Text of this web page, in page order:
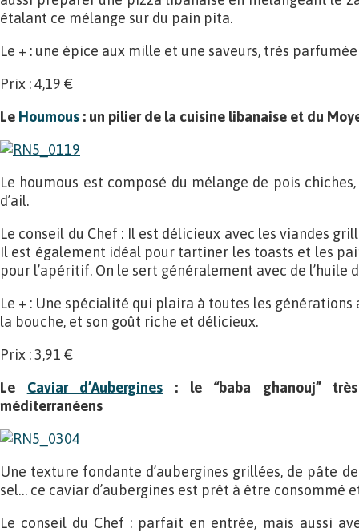
étalant ce mélange sur du pain pita.
Le + : une épice aux mille et une saveurs, très
Prix : 4,19 €
Le Houmous : un pilier de la cuisine libanaise et du
Le houmous est composé du mélange de pois
d’ail.
Le conseil du Chef : Il est délicieux avec les viandes
Il est également idéal pour tartiner les toasts et les
pour l’apéritif. On le sert généralement avec de l’huile
Le + : Une spécialité qui plaira à toutes les
la bouche, et son goût riche et délicieux.
Prix : 3,91 €
Le Caviar d’Aubergines : le “baba ghanouj”
méditerranéens
Une texture fondante d’aubergines grillées, de pâte
sel… ce caviar d’aubergines est prêt à être consommé
Le conseil du Chef : parfait en entrée, mais aussi